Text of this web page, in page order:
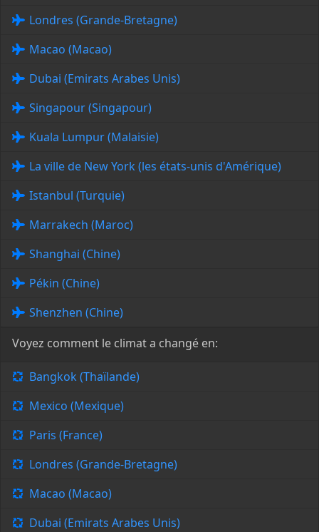
Londres (Grande-Bretagne)
Macao (Macao)
Dubai (Emirats Arabes Unis)
Singapour (Singapour)
Kuala Lumpur (Malaisie)
La ville de New York (les états-unis d'Amérique)
Istanbul (Turquie)
Marrakech (Maroc)
Shanghai (Chine)
Pékin (Chine)
Shenzhen (Chine)
Voyez comment le climat a changé en:
Bangkok (Thaïlande)
Mexico (Mexique)
Paris (France)
Londres (Grande-Bretagne)
Macao (Macao)
Dubai (Emirats Arabes Unis)